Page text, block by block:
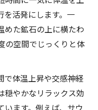
の効果
られる違い
か効果で比較
際の最適な順番
プを目指す順番
ウナ岩盤浴の順番
を活発にします。一
めた鉱石の上に横たわ
の空間でじっくりと体
で体温上昇や交感神経
穏やかなリラックス効
います。例えば、サウ